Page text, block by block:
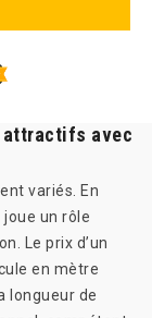
attractifs avec
variés. En
un rôle
Le prix d’un
en mètre
longueur de